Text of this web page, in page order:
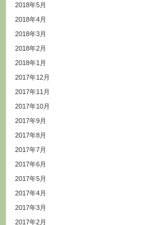
2018年5月
2018年4月
2018年3月
2018年2月
2018年1月
2017年12月
2017年11月
2017年10月
2017年9月
2017年8月
2017年7月
2017年6月
2017年5月
2017年4月
2017年3月
2017年2月